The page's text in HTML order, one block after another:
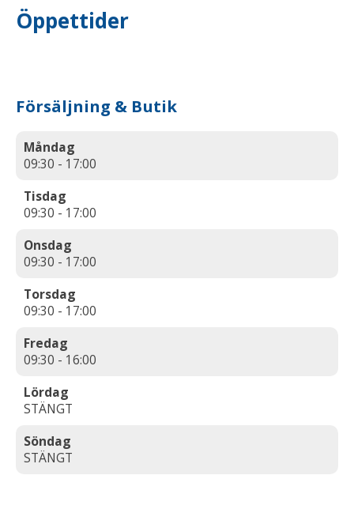
Öppettider
Försäljning & Butik
Måndag
09:30 - 17:00
Tisdag
09:30 - 17:00
Onsdag
09:30 - 17:00
Torsdag
09:30 - 17:00
Fredag
09:30 - 16:00
Lördag
STÄNGT
Söndag
STÄNGT